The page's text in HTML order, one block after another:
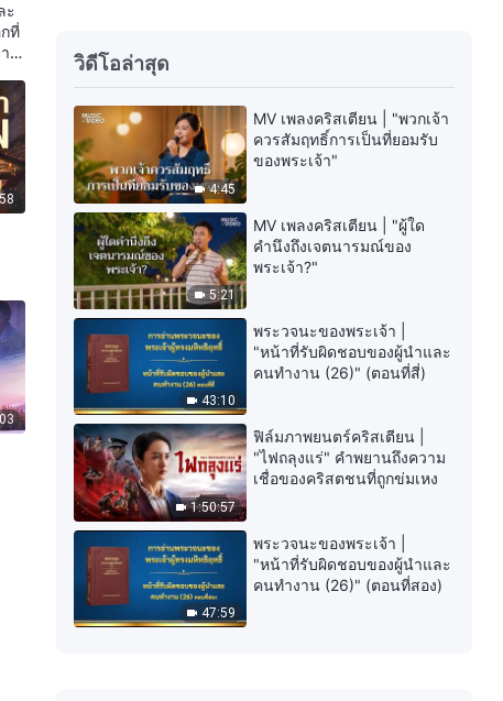
ะ
ที่
ม
วิดีโอล่าสุด
4:45
MV เพลงคริสเตียน | "พวกเจ้า
ควรสัมฤทธิ์การเป็นที่ยอมรับ
ของพระเจ้า"
5:21
MV เพลงคริสเตียน | "ผู้ใด
คำนึงถึงเจตนารมณ์ของ
พระเจ้า?"
43:10
พระวจนะของพระเจ้า |
"หน้าที่รับผิดชอบของผู้นำและ
คนทำงาน (26)" (ตอนที่สี่)
1:50:57
ฟิล์มภาพยนตร์คริสเตียน |
"ไฟถลุงแร่" คำพยานถึงความ
เชื่อของคริสตชนที่ถูกข่มเหง
47:59
พระวจนะของพระเจ้า |
"หน้าที่รับผิดชอบของผู้นำและ
คนทำงาน (26)" (ตอนที่สอง)